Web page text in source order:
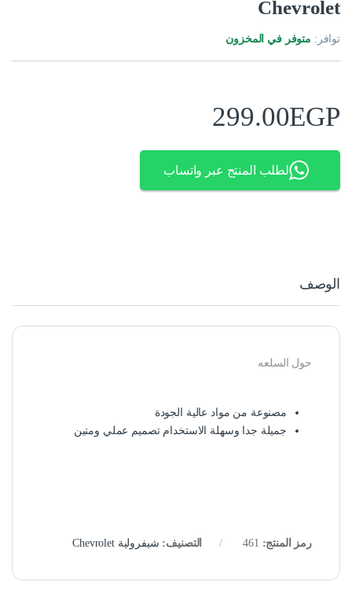
Chevrolet
توافر: متوفر في المخزون
299.00EGP
لطلب المنتج عبر واتساب
الوصف
حول السلعه
مصنوعة من مواد عالية الجودة
جميلة جدا وسهلة الاستخدام تصميم عملي ومتين
رمز المنتج: 461 التصنيف: شيفرولية Chevrolet